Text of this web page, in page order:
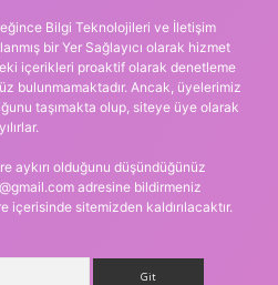
Bilgi Teknolojileri ve İletişim
bir Yer Sağlayıcı olarak hizmet
içerikleri proaktif olarak denetleme
bulunmamaktadır. Ancak, üyelerimiz
taşımakta olup, siteye üye olarak
aykırı olduğunu düşündüğünüz
adresine bildirmeniz
sitemizden kaldırılacaktır.